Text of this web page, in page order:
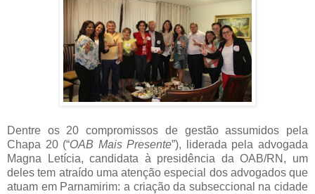
Dentre os 20 compromissos de gestão assumidos pela
Chapa 20 (“OAB Mais Presente”), liderada pela advogada
Magna Letícia, candidata à presidência da OAB/RN, um
deles tem atraído uma atenção especial dos advogados que
atuam em Parnamirim: a criação da subseccional na cidade